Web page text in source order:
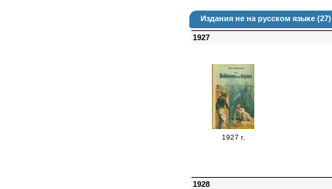
Издания не на русском языке (27)
1927
1927 г.
1928